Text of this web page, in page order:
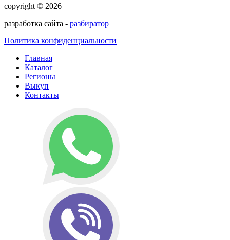
copyright © 2026
разработка сайта - разбиратор
Политика конфиденциальности
Главная
Каталог
Регионы
Выкуп
Контакты